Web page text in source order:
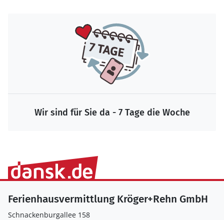
Wir sind für Sie da - 7 Tage die Woche
Ferienhausvermittlung Kröger+Rehn GmbH
Schnackenburgallee 158